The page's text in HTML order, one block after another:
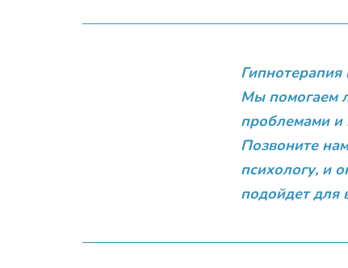
Мы помогаем
проблемами и
Позвоните
психологу, и
подойдет для